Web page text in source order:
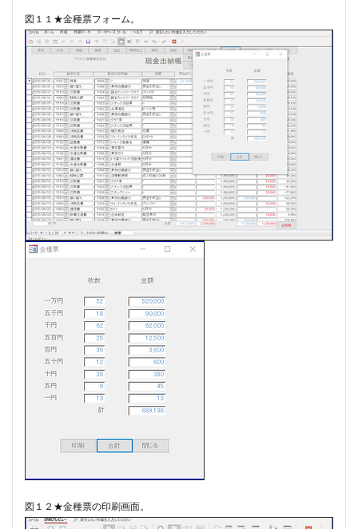
図１１★金種票フォーム。
図１２★金種票の印刷画面。